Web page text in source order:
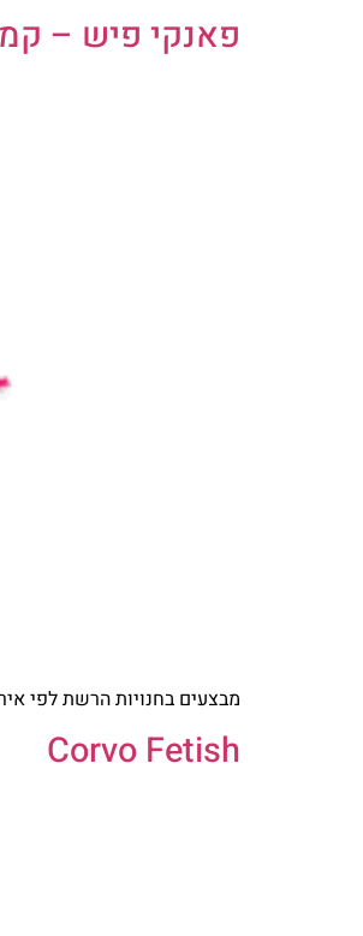
פאנקי פיש –
מבצעים בחנויות הרשת לפי
Corvo Fetish